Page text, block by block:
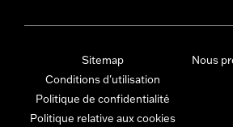
Sitemap
Conditions d'utilisation
Politique de confidentialité
Politique relative aux cookies
Nous